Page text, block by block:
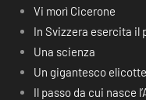
Vi morì Cicerone
In Svizzera esercita il
Una scienza
Un gigantesco
Il passo da cui nasce